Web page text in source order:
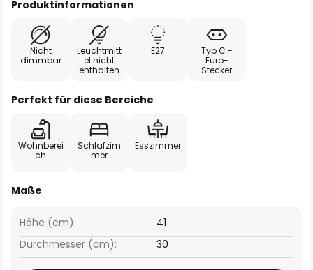
Produktinformationen
Nicht
dimmbar
Leuchtmitt
el nicht
enthalten
E27
Typ C -
Euro-
Stecker
Perfekt für diese Bereiche
Wohnberei
ch
Schlafzim
mer
Esszimmer
Maße
Höhe (cm):
41
Durchmesser (cm):
30